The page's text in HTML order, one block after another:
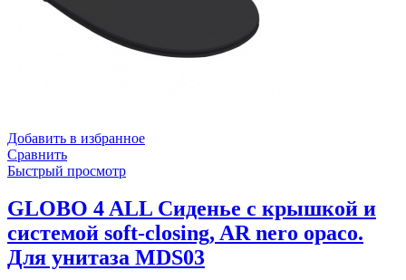
Добавить в избранное
Сравнить
Быстрый просмотр
GLOBO 4 ALL Сиденье с крышкой и
системой soft-closing, AR nero opaco.
Для унитаза MDS03